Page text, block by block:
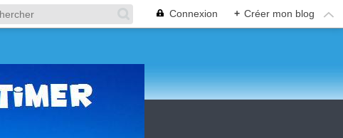
Connexion + Créer mon blog